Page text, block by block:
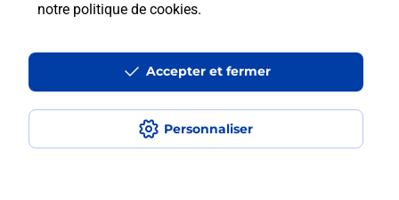
notre politique de cookies.
Personnaliser
Accepter et fermer
Accessibilité : partiellement conforme
Conditions contractuelles
Mentions légales